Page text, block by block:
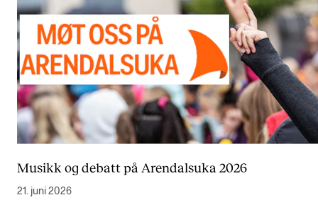
Musikk og debatt på Arendalsuka 2026
21. juni 2026